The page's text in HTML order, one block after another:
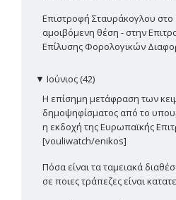
Επιστροφή Σταυράκογλου
αμοιβόμενη θέση - στην
Επίλυσης Φορολογικών
▼ Ιούνιος (42)
Η επίσημη μετάφραση των
δημοψηφίσματος από το
η εκδοχή της Ευρωπαϊκής
[vouliwatch/enikos]
Πόσα είναι τα ταμειακά
σε ποιες τράπεζες είναι